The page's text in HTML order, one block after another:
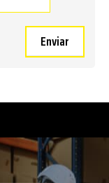
Enviar